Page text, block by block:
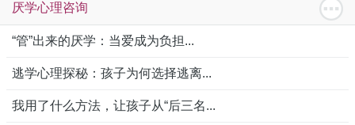
厌学心理咨询
“管”出来的厌学：当爱成为负担...
逃学心理探秘：孩子为何选择逃离...
我用了什么方法，让孩子从“后三名...